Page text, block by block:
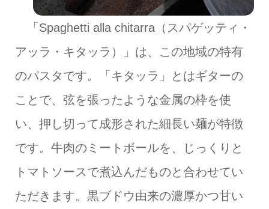
「Spaghetti alla chitarra（スパゲッティ・
アッラ・キタッラ）」は、この地域の特有
のパスタです。「キタッラ」とはギターの
ことで、弦を張ったような金属の枠を使
い、押し切って成形された細長い麺が特徴
です。牛肉のミートボールを、じっくりと
トマトソースで煮込んだものと合わせてい
ただきます。黒ブドウ由来の濃厚かつ甘い